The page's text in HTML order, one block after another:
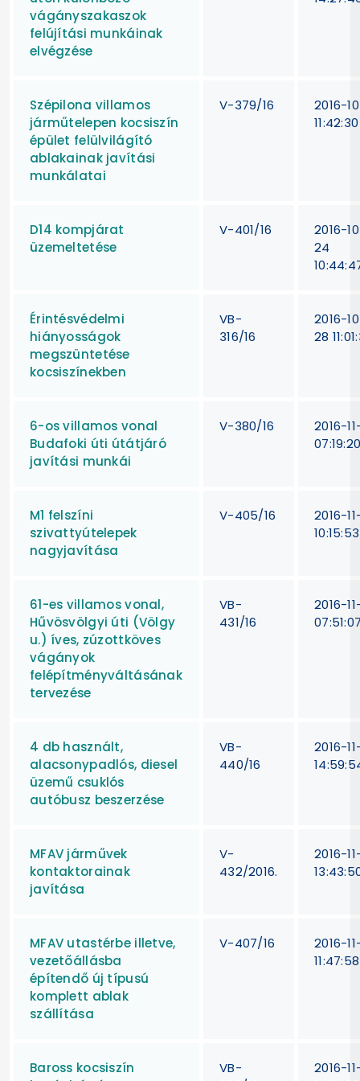
vágányszakaszok
felújítási munkáinak
elvégzése
Szépilona villamos
járműtelepen kocsiszín
épület felülvilágító
ablakainak javítási
munkálatai
V-379/16
2016-
11:42:30
D14 kompjárat
üzemeltetése
V-401/16
2016-
24
Érintésvédelmi
hiányosságok
megszüntetése
kocsiszínekben
VB-
316/16
2016-
28
6-os villamos vonal
Budafoki úti útátjáró
javítási munkái
V-380/16
2016-
M1 felszíni
szivattyútelepek
nagyjavítása
V-405/16
2016-
10:15:53
61-es villamos vonal,
Hűvösvölgyi úti (Völgy
u.) íves, zúzottköves
vágányok
felépítményváltásának
tervezése
VB-
431/16
2016-
4 db használt,
alacsonypadlós, diesel
üzemű csuklós
autóbusz beszerzése
VB-
440/16
2016-
MFAV járművek
kontaktorainak
javítása
V-
432/2016.
2016-
MFAV utastérbe illetve,
vezetőállásba
építendő új típusú
komplett ablak
szállítása
V-407/16
2016-
11:47:58
Baross kocsiszín
VB-
2016-